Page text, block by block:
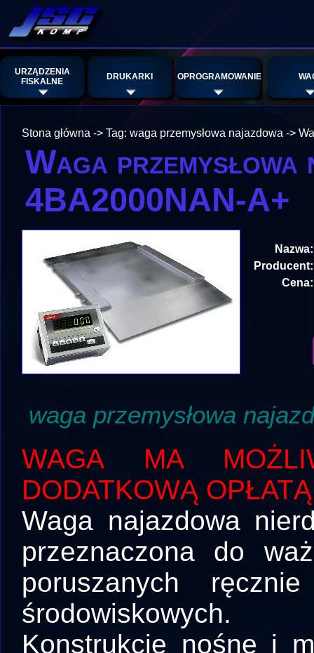
URZĄDZENIA
FISKALNE
DRUKARKI OPROGRAMOWANIE
Stona główna -> Tag: waga przemysłowa najazdowa ->
Waga
4BA2000NAN-A+
Nazwa:
Producent:
Cena:
waga przemysłowa
WAGA MA
DODATKOWĄ OPŁATĄ
Waga najazdowa
przeznaczona do
poruszanych
środowiskowych.
Konstrukcje nośne i